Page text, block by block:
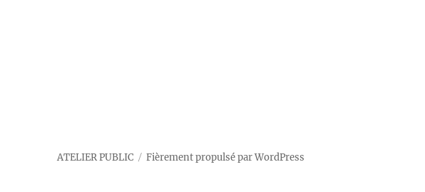
ATELIER PUBLIC Fièrement propulsé par WordPress